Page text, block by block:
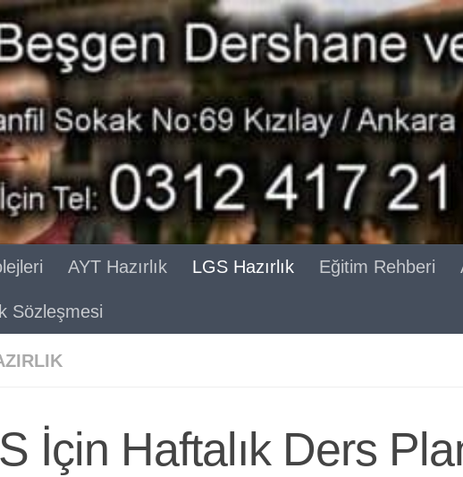
AYT Hazırlık LGS Hazırlık Eğitim Rehberi
Sözleşmesi
İçin Haftalık Ders